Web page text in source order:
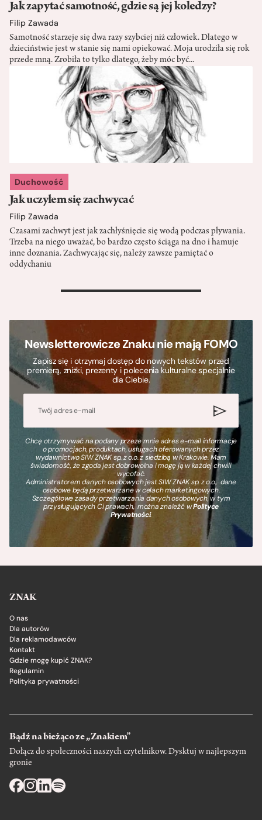
Jak zapytać samotność, gdzie są jej koledzy?
Filip Zawada
Samotność starzeje się dwa razy szybciej niż człowiek. Dlatego w
dzieciństwie jest w stanie się nami opiekować. Moja urodziła się rok
przede mną. Zrobiła to tylko dlatego, żeby móc być...
Duchowość
Jak uczyłem się zachwycać
Filip Zawada
Czasami zachwyt jest jak zachłyśnięcie się wodą podczas pływania.
Trzeba na niego uważać, bo bardzo często ściąga na dno i hamuje
inne doznania. Zachwycając się, należy zawsze pamiętać o
oddychaniu
>
Newsletterowicze Znaku nie mają FOMO
Zapisz się i otrzymaj dostęp do nowych tekstów przed
premierą, zniżki, prezenty i polecenia kulturalne specjalnie
dla Ciebie.
Chcę otrzymywać na podany przeze mnie adres e-mail informacje
o promocjach, produktach, usługach oferowanych przez
wydawnictwo SIW ZNAK sp. z o.o. z siedzibą w Krakowie. Mam
świadomość, że zgoda jest dobrowolna i mogę ją w każdej chwili
wycofać.
Administratorem danych osobowych jest SIW ZNAK sp. z o.o., dane
osobowe będą przetwarzane w celach marketingowych.
Szczegółowe zasady przetwarzania danych osobowych, w tym
przysługujących Ci prawach, można znaleźć wPolityce
Prywatności.
ZNAK
O nas
Dla autorów
Dla reklamodawców
Kontakt
Gdzie mogę kupić ZNAK?
Regulamin
Polityka prywatności
Bądź na bieżąco ze „Znakiem”
Dołącz do społeczności naszych czytelnikow. Dysktuj w najlepszym
gronie